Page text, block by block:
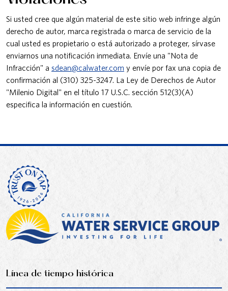
Si usted cree que algún material de este sitio web infringe algún
derecho de autor, marca registrada o marca de servicio de la
cual usted es propietario o está autorizado a proteger, sírvase
enviarnos una notificación inmediata. Envíe una "Nota de
Infracción" a sdean@calwater.com y envíe por fax una copia de
confirmación al (310) 325-3247. La Ley de Derechos de Autor
"Milenio Digital" en el título 17 U.S.C. sección 512(3)(A)
especifica la información en cuestión.
Línea de tiempo histórica